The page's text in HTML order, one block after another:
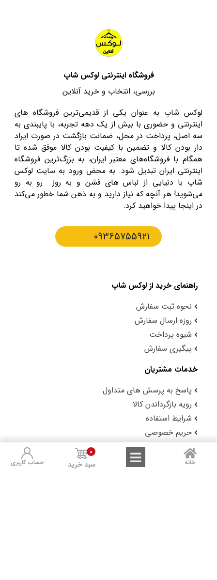
فروشگاه اینترنتی لوکس شاپ
بررسی، انتخاب و خرید آنلاین
لوکس شاپ به عنوان یکی از قدیمی‌ترین فروشگاه های
اینترنتی و حضوری با بیش از یک دهه تجربه، با پایبندی به
سه اصل، پرداخت در محل، ضمانت بازگشت در صورت ایراد
دار بودن کالا و تضمین با کیفیت بودن کالا موفق شده تا
همگام با فروشگاه‌های معتبر ایران، به بزرگ‌ترین فروشگاه
اینترنتی ایران تبدیل شود. به محض ورود به سایت لوکس
شاپ با دنیایی از لباس های فشن و به روز رو به رو
می‌شوید! هر آنچه که نیاز دارید و به ذهن شما خطور می‌کند
در اینجا پیدا خواهید کرد.
09365755921
راهنمای خرید از لوکس شاپ
نحوه ثبت سفارش
روزه ارسال سفارش
شیوه پرداخت
پیگیری سفارش
خدمات مشتریان
پاسخ به پرسش های متداول
رویه بازگرداندن کالا
شرایط استفاده
حریم خصوصی
گزارش باگ
خانه سبد خرید
0
حساب کاربری